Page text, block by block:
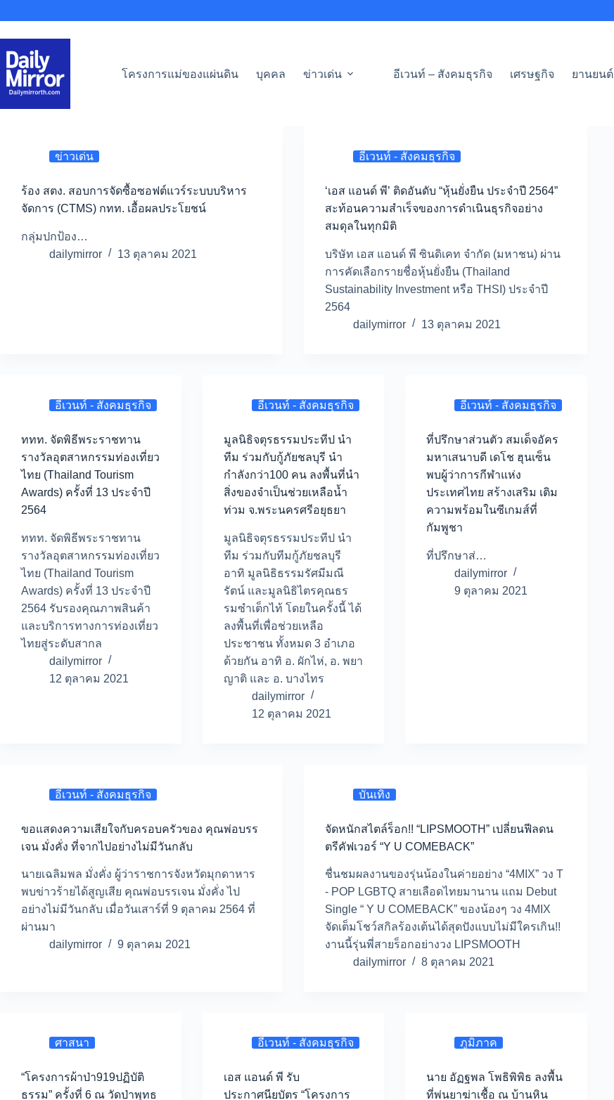
โครงการแม่ของแผ่นดิน บุคคล ข่าวเด่น อีเวนท์ – สังคมธุรกิจ เศรษฐกิจ ยานยนต์
ข่าวเด่น
ร้อง สตง. สอบการจัดซื้อซอฟต์แวร์ระบบบริหาร
จัดการ (CTMS) กทท. เอื้อผลประโยชน์
กลุ่มปกป้อง…
dailymirror
13 ตุลาคม 2021
อีเวนท์ - สังคมธุรกิจ
‘เอส แอนด์ พี’ ติดอันดับ “หุ้นยั่งยืน ประจำปี 2564”
สะท้อนความสำเร็จของการดำเนินธุรกิจอย่าง
สมดุลในทุกมิติ
บริษัท เอส แอนด์ พี ซินดิเคท จำกัด (มหาชน) ผ่าน
การคัดเลือกรายชื่อหุ้นยั่งยืน (Thailand
Sustainability Investment หรือ THSI) ประจำปี
2564
dailymirror
13 ตุลาคม 2021
อีเวนท์ - สังคมธุรกิจ
ททท. จัดพิธีพระราชทาน
รางวัลอุตสาหกรรมท่องเที่ยว
ไทย (Thailand Tourism
Awards) ครั้งที่ 13 ประจำปี
2564
ททท. จัดพิธีพระราชทาน
รางวัลอุตสาหกรรมท่องเที่ยว
ไทย (Thailand Tourism
Awards) ครั้งที่ 13 ประจำปี
2564 รับรองคุณภาพสินค้า
และบริการทางการท่องเที่ยว
ไทยสู่ระดับสากล
dailymirror
12 ตุลาคม 2021
อีเวนท์ - สังคมธุรกิจ
มูลนิธิจตุรธรรมประทีป นำ
ทีม ร่วมกับกู้ภัยชลบุรี นำ
กำลังกว่า100 คน ลงพื้นที่นำ
สิ่งของจำเป็นช่วยเหลือน้ำ
ท่วม จ.พระนครศรีอยุธยา
มูลนิธิจตุรธรรมประทีป นำ
ทีม ร่วมกับทีมกู้ภัยชลบุรี
อาทิ มูลนิธิธรรมรัศมีมณี
รัตน์ และมูลนิธิไตรคุณธร
รมซำเต็กไท้ โดยในครั้งนี้ ได้
ลงพื้นที่เพื่อช่วยเหลือ
ประชาชน ทั้งหมด 3 อำเภอ
ด้วยกัน อาทิ อ. ผักไห่, อ. พยา
ญาติ และ อ. บางไทร
dailymirror
12 ตุลาคม 2021
อีเวนท์ - สังคมธุรกิจ
ที่ปรึกษาส่วนตัว สมเด็จอัคร
มหาเสนาบดี เดโช ฮุนเซ็น
พบผู้ว่าการกีฬาแห่ง
ประเทศไทย สร้างเสริม เติม
ความพร้อมในซีเกมส์ที่
กัมพูชา
ที่ปรึกษาส่…
dailymirror
9 ตุลาคม 2021
อีเวนท์ - สังคมธุรกิจ
ขอแสดงความเสียใจกับครอบครัวของ คุณพ่อบรร
เจน มั่งคั่ง ที่จากไปอย่างไม่มีวันกลับ
นายเฉลิมพล มั่งคั่ง ผู้ว่าราชการจังหวัดมุกดาหาร
พบข่าวร้ายได้สูญเสีย คุณพ่อบรรเจน มั่งคั่ง ไป
อย่างไม่มีวันกลับ เมื่อวันเสาร์ที่ 9 ตุลาคม 2564 ที่
ผ่านมา
dailymirror
9 ตุลาคม 2021
บันเทิง
จัดหนักสไตล์ร็อก!! “LIPSMOOTH” เปลี่ยนฟีลดน
ตรีคัฟเวอร์ “Y U COMEBACK”
ชื่นชมผลงานของรุ่นน้องในค่ายอย่าง “4MIX” วง T
- POP LGBTQ สายเลือดไทยมานาน แถม Debut
Single “ Y U COMEBACK” ของน้องๆ วง 4MIX
จัดเต็มโชว์สกิลร้องเต้นได้สุดปังแบบไม่มีใครเกิน!!
งานนี้รุ่นพี่สายร็อกอย่างวง LIPSMOOTH
dailymirror
8 ตุลาคม 2021
ศาสนา
“โครงการผ้าป่า919ปฏิบัติ
ธรรม” ครั้งที่ 6 ณ วัดป่าพุทธ
อีเวนท์ - สังคมธุรกิจ
เอส แอนด์ พี รับ
ประกาศนียบัตร “โครงการ
ภูมิภาค
นาย อัฏฐพล โพธิพิพิธ ลงพื้น
ที่พ่นยาฆ่าเชื้อ ณ บ้านหิน